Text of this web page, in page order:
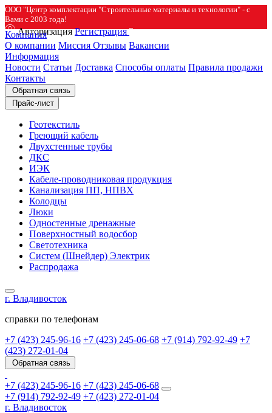
ООО "Центр комплектации "Строительные материалы и технологии" - с
Вами с 2003 года!
Авторизация Регистрация
Компания
О компании Миссия Отзывы Вакансии
Информация
Новости Статьи Доставка Способы оплаты Правила продажи
Контакты
Обратная связь
Прайс-лист
Геотекстиль
Греющий кабель
Двухстенные трубы
ДКС
ИЭК
Кабеле-проводниковая продукция
Канализация ПП, НПВХ
Колодцы
Люки
Одностенные дренажные
Поверхностный водосбор
Светотехника
Систем (Шнейдер) Электрик
Распродажа
г. Владивосток
справки по телефонам
+7 (423) 245-96-16 +7 (423) 245-06-68 +7 (914) 792-92-49 +7
(423) 272-01-04
Обратная связь
+7 (423) 245-96-16 +7 (423) 245-06-68
+7 (914) 792-92-49 +7 (423) 272-01-04
г. Владивосток